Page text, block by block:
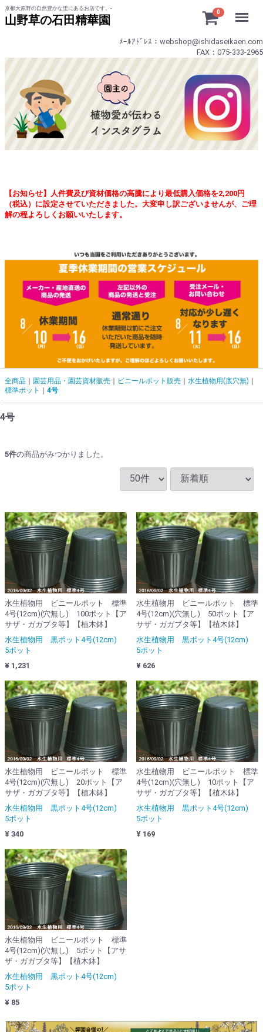
京都大原野の自然豊かな里にあるお店です。-
山野草の石田精華園
0
ﾒｰﾙｱﾄﾞﾚｽ：webshop@ishidaseikaen.com
FAX：075-333-2965
【お知らせ】人件費及び資材価格の高騰により最低購入価格を2,200円
（税込）に設定させていただきました。大変申し訳ございませんが、ご理
解の程よろしくお願いいたします。
全商品 園芸用品・園芸資材販売 ビニールポット販売
水生植物用(底穴無)
標準ポット
4号
4号
5件の商品がみつかりました。
水生植物用 ビニールポット 標準
4号(12cm)(穴無し) 100ポット【ア
サザ・ガガブタ等】【植木鉢】
水生植物用 黒ポット4号(12cm)
5ポット
¥ 1,231
水生植物用 ビニールポット 標準
4号(12cm)(穴無し) 50ポット【ア
サザ・ガガブタ等】【植木鉢】
水生植物用 黒ポット4号(12cm)
5ポット
¥ 626
水生植物用 ビニールポット 標準
4号(12cm)(穴無し) 20ポット【ア
サザ・ガガブタ等】【植木鉢】
水生植物用 黒ポット4号(12cm)
5ポット
¥ 340
水生植物用 ビニールポット 標準
4号(12cm)(穴無し) 10ポット【ア
サザ・ガガブタ等】【植木鉢】
水生植物用 黒ポット4号(12cm)
5ポット
¥ 169
水生植物用 ビニールポット 標準
4号(12cm)(穴無し) 5ポット【アサ
ザ・ガガブタ等】【植木鉢】
水生植物用 黒ポット4号(12cm)
5ポット
¥ 85